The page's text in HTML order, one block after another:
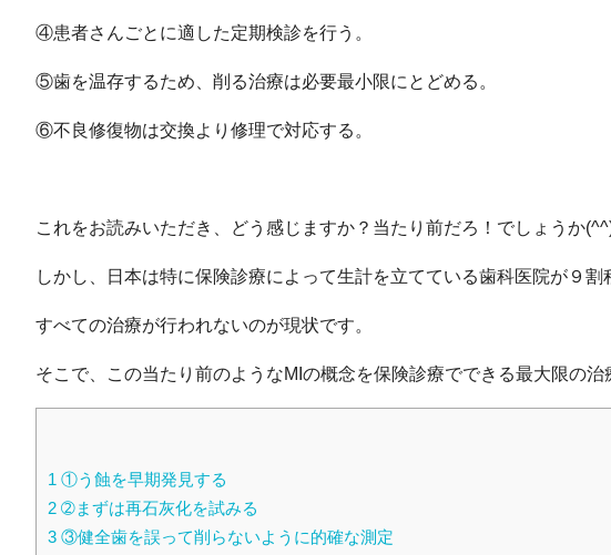
④患者さんごとに適した定期検診を行う。
⑤歯を温存するため、削る治療は必要最小限にとどめる。
⑥不良修復物は交換より修理で対応する。
これをお読みいただき、どう感じますか？当たり前だろ！でしょうか
しかし、日本は特に保険診療によって生計を立てている歯科医院が９
すべての治療が行われないのが現状です。
そこで、この当たり前のようなMIの概念を保険診療でできる最大限の
1 ①う蝕を早期発見する
2 ➁まずは再石灰化を試みる
3 ③健全歯を誤って削らないように的確な測定